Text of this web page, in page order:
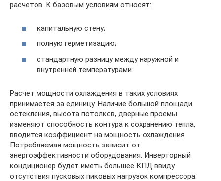
расчетов. К базовым условиям относят:
капитальную стену;
полную герметизацию;
стандартную разницу между наружной и
внутренней температурами.
Расчет мощности охлаждения в таких условиях
принимается за единицу. Наличие большой площади
остекления, высота потолков, дверные проемы
изменяют способность контура к сохранению тепла,
вводится коэффициент на мощность охлаждения.
Потребляемая мощность зависит от
энергоэффективности оборудования. Инверторный
кондиционер будет иметь большее КПД ввиду
отсутствия пусковых пиковых нагрузок компрессора.